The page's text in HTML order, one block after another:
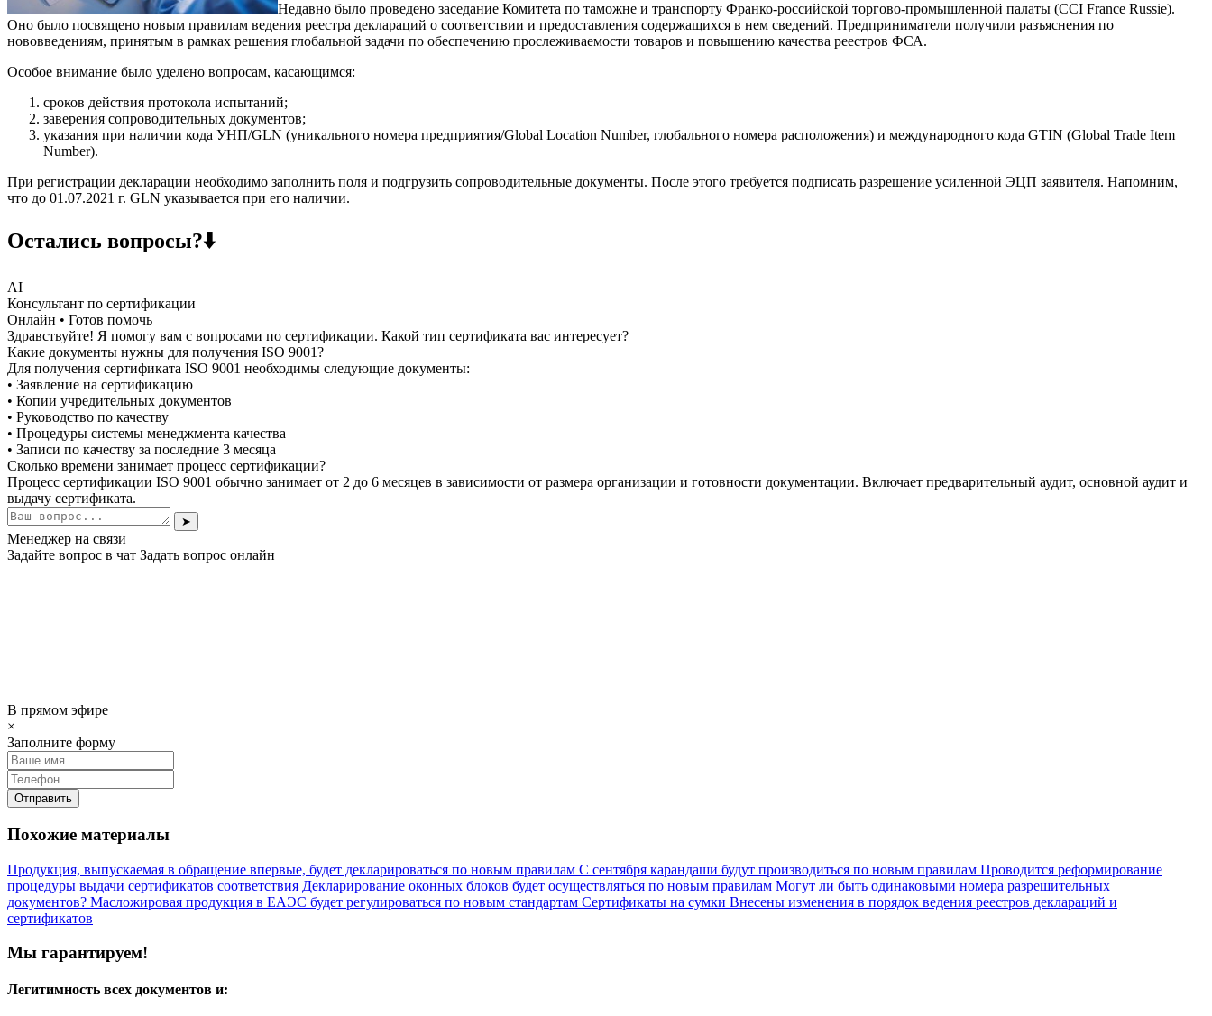
Недавно было проведено заседание Комитета по таможне и транспорту Франко-российской торгово-промышленной палаты (CCI France Russie).
Оно было посвящено новым правилам ведения реестра деклараций о соответствии и предоставления содержащихся в нем сведений. Предприниматели получили разъяснения по
нововведениям, принятым в рамках решения глобальной задачи по обеспечению прослеживаемости товаров и повышению качества реестров ФСА.
Особое внимание было уделено вопросам, касающимся:
сроков действия протокола испытаний;
заверения сопроводительных документов;
указания при наличии кода УНП/GLN (уникального номера предприятия/Global Location Number, глобального номера расположения) и международного кода GTIN (Global Trade Item
Number).
При регистрации декларации необходимо заполнить поля и подгрузить сопроводительные документы. После этого требуется подписать разрешение усиленной ЭЦП заявителя. Напомним,
что до 01.07.2021 г. GLN указывается при его наличии.
Остались вопросы?⬇️
AI
Консультант по сертификации
Онлайн • Готов помочь
Здравствуйте! Я помогу вам с вопросами по сертификации. Какой тип сертификата вас интересует?
Какие документы нужны для получения ISO 9001?
Для получения сертификата ISO 9001 необходимы следующие документы:
• Заявление на сертификацию
• Копии учредительных документов
• Руководство по качеству
• Процедуры системы менеджмента качества
• Записи по качеству за последние 3 месяца
Сколько времени занимает процесс сертификации?
Процесс сертификации ISO 9001 обычно занимает от 2 до 6 месяцев в зависимости от размера организации и готовности документации. Включает предварительный аудит, основной аудит и
выдачу сертификата.
➤
Менеджер на связи
Задайте вопрос в чат Задать вопрос онлайн
В прямом эфире
×
Заполните форму
Отправить
Похожие материалы
Продукция, выпускаемая в обращение впервые, будет декларироваться по новым правилам С сентября карандаши будут производиться по новым правилам Проводится реформирование
процедуры выдачи сертификатов соответствия Декларирование оконных блоков будет осуществляться по новым правилам Могут ли быть одинаковыми номера разрешительных
документов? Масложировая продукция в ЕАЭС будет регулироваться по новым стандартам Сертификаты на сумки Внесены изменения в порядок ведения реестров деклараций и
сертификатов
Мы гарантируем!
Легитимность всех документов и: